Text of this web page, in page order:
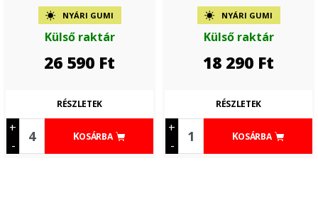
NYÁRI GUMI
Külső raktár
26 590 Ft
+
-
KOSÁRBA
RÉSZLETEK
NYÁRI GUMI
Külső raktár
18 290 Ft
+
-
KOSÁRBA
RÉSZLETEK